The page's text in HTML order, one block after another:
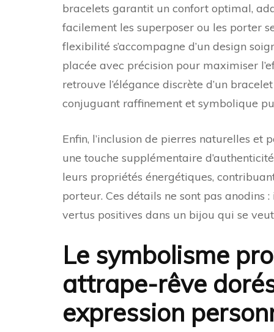
bracelets garantit un confort optimal,
facilement les superposer ou les porter
flexibilité s’accompagne d’un design
placée avec précision pour maximiser
retrouve l’élégance discrète d’un
conjuguant raffinement et symbolique
Enfin, l’inclusion de pierres naturelles
une touche supplémentaire
leurs propriétés énergétiques,
porteur. Ces détails ne sont pas anodins
vertus positives dans un bijou qui se
Le symbolisme
attrape-rêve
expression